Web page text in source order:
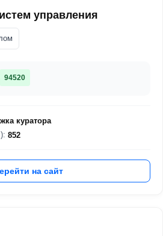
управления
94520
куратора
852
на сайт